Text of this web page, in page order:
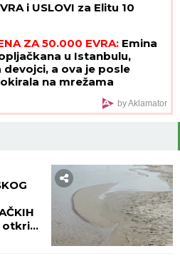
i USLOVI za Elitu 10
ZA 50.000 EVRA: Emina
u Istanbulu,
devojci, a ova je posle
na mrežama
by Aklamator